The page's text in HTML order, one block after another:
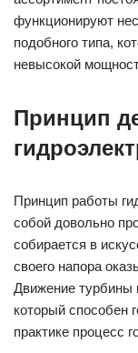
функционируют
подобного типа,
невысокой
Принцип
Принцип работы
собой довольно
собирается в
своего напора
Движение турбины
который способен
практике процесс